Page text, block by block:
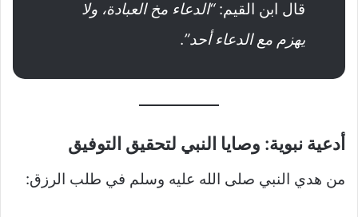
قال ابن القيم:“الدعاء مخ العبادة، ولا
يهزم مع الدعاء أحد”.
أدعية نبوية: وصايا النبي لتحقيق التوفيق
من هدي النبي صلى الله عليه وسلم في طلب الرزق: